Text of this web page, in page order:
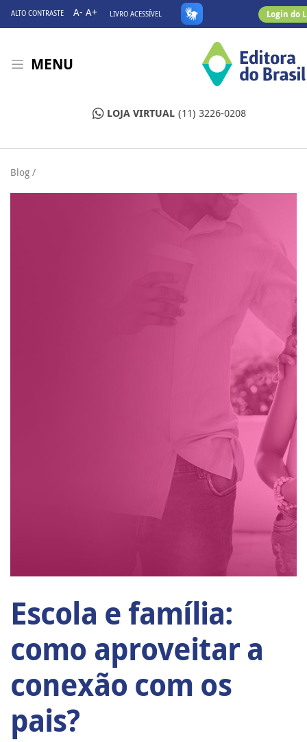
ALTO CONTRASTE A- A+ LIVRO ACESSÍVEL Login do
MENU
LOJA VIRTUAL (11) 3226-0208
Blog /
Escola e família:
como aproveitar a
conexão com os
pais?